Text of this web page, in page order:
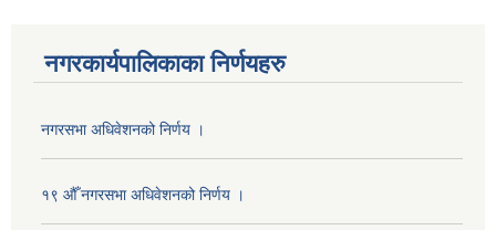
नगरकार्यपालिकाका निर्णयहरु
नगरसभा अधिवेशनको निर्णय ।
१९ औँ नगरसभा अधिवेशनको निर्णय ।